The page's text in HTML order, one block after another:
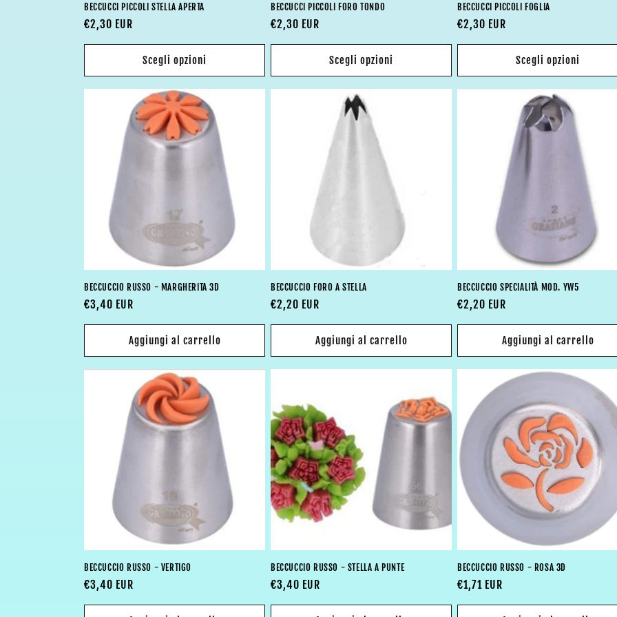
BECCUCCI PICCOLI STELLA APERTA
Prezzo
di
€2,30 EUR
Scegli opzioni
BECCUCCI PICCOLI FORO TONDO
Prezzo
di
€2,30 EUR
Scegli opzioni
BECCUCCI PICCOLI FOGLIA
Prezzo
di
€2,30 EUR
Scegli opzioni
BECCUCCIO RUSSO - MARGHERITA 3D
Prezzo
di
€3,40 EUR
Aggiungi al carrello
BECCUCCIO FORO A STELLA
Prezzo
di
€2,20 EUR
Aggiungi al carrello
BECCUCCIO SPECIALITÀ MOD. YW5
Prezzo
di
€2,20 EUR
Aggiungi al carrello
BECCUCCIO RUSSO - VERTIGO
Prezzo
di
€3,40 EUR
BECCUCCIO RUSSO - STELLA A PUNTE
Prezzo
di
€3,40 EUR
BECCUCCIO RUSSO - ROSA 3D
Prezzo
di
€1,71 EUR